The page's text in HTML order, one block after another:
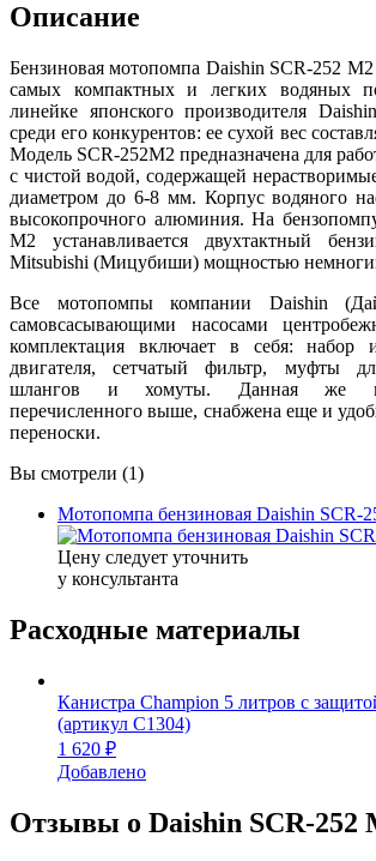
Описание
Бензиновая мотопомпа Daishin SCR-252 M2
самых компактных и легких водяных
линейке японского производителя
среди его конкурентов: ее сухой вес
Модель SCR-252M2 предназначена для
с чистой водой, содержащей
диаметром до 6-8 мм. Корпус водяного
высокопрочного алюминия. На
M2 устанавливается двухтактный
Mitsubishi (Мицубиши) мощностью
Все мотопомпы компании Daishin
самовсасывающими насосами
комплектация включает в себя: набор
двигателя, сетчатый фильтр, муфты
шлангов и хомуты. Данная же
перечисленного выше, снабжена еще и
переноски.
Вы смотрели (1)
Мотопомпа бензиновая Daishin SCR-
Цену следует уточнить
у консультанта
Расходные материалы
Канистра Champion 5 литров с
(артикул C1304)
1 620 ₽
Добавлено
Отзывы о Daishin SCR-252